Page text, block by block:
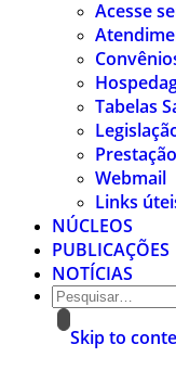
Acesse
Tabelas
Webmail
Links
NÚCLEOS
PUBLICAÇÕES
NOTÍCIAS
Skip to